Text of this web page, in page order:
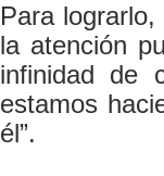
Para
la atención
infinidad de
estamos
él”.